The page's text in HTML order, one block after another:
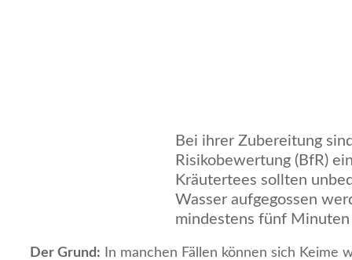
Bei ihrer Zubereitung
Risikobewertung (BfR)
Kräutertees sollten
Wasser aufgegossen
mindestens fünf Minuten
Der Grund: In manchen Fällen können sich Keime